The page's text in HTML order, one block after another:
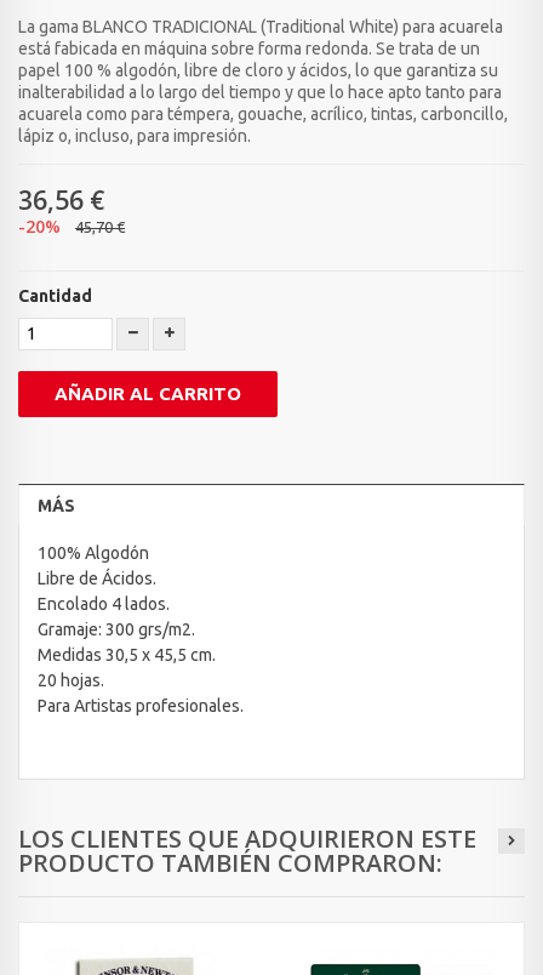
La gama BLANCO TRADICIONAL (Traditional White) para acuarela
está fabicada en máquina sobre forma redonda. Se trata de un
papel 100 % algodón, libre de cloro y ácidos, lo que garantiza su
inalterabilidad a lo largo del tiempo y que lo hace apto tanto para
acuarela como para témpera, gouache, acrílico, tintas, carboncillo,
lápiz o, incluso, para impresión.
36,56 €
-20% 45,70 €
Cantidad
AÑADIR AL CARRITO
MÁS
100% Algodón
Libre de Ácidos.
Encolado 4 lados.
Gramaje: 300 grs/m2.
Medidas 30,5 x 45,5 cm.
20 hojas.
Para Artistas profesionales.
LOS CLIENTES QUE ADQUIRIERON ESTE
PRODUCTO TAMBIÉN COMPRARON: